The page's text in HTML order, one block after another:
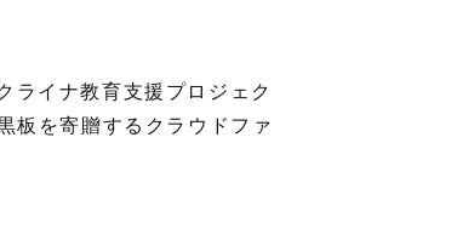
ライナ教育支援プロジェク
板を寄贈するクラウドファ